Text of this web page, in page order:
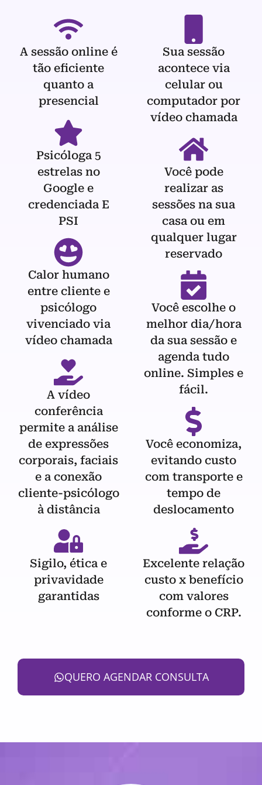
A sessão online é
tão eficiente
quanto a
presencial
Psicóloga 5
estrelas no
Google e
credenciada E
PSI
Calor humano
entre cliente e
psicólogo
vivenciado via
vídeo chamada
A vídeo
conferência
permite a análise
de expressões
corporais, faciais
e a conexão
cliente-psicólogo
à distância
Sigilo, ética e
privavidade
garantidas
Sua sessão
acontece via
celular ou
computador por
vídeo chamada
Você pode
realizar as
sessões na sua
casa ou em
qualquer lugar
reservado
Você escolhe o
melhor dia/hora
da sua sessão e
agenda tudo
online. Simples e
fácil.
Você economiza,
evitando custo
com transporte e
tempo de
deslocamento
Excelente relação
custo x benefício
com valores
conforme o CRP.
QUERO AGENDAR CONSULTA